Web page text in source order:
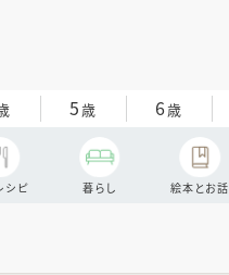
5歳 6歳
シピ 暮らし 絵本とお話